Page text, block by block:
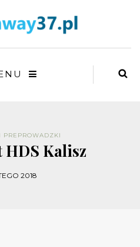
PREPROWADZKI
Kalisz
2018